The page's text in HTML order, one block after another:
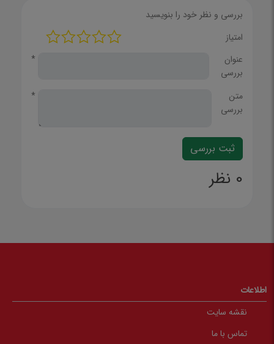
بررسی و نظر خود را بنویسید
امتیاز
عنوان
بررسی
*
متن
بررسی
*
0 نظر
اطلاعات
نقشه سایت
تماس با ما